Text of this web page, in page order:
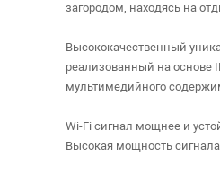
загородом, находясь на
Высококачественный
реализованный на основе
мультимедийного
Wi-Fi сигнал мощнее и
Высокая мощность сигнала